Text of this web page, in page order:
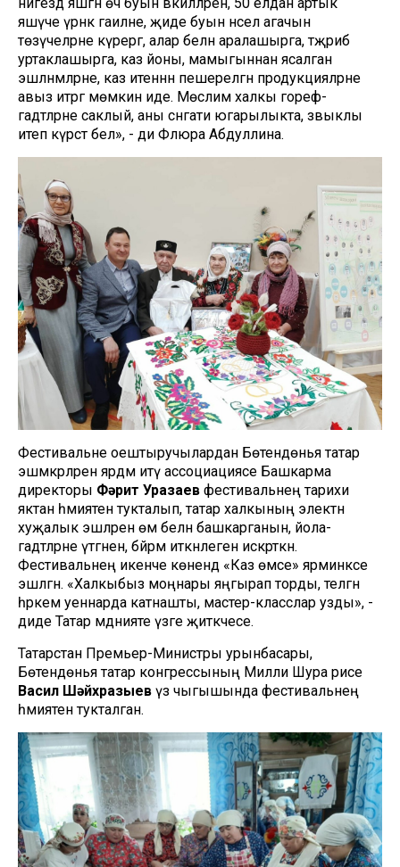
яшәүче үрнәк гаиләне, җиде буын нәсел агачын
төзүчеләрне күрергә, алар белән аралашырга, тәҗрибә
уртаклашырга, каз йоны, мамыгыннан ясалган
эшләнмәләрне, каз итеннән пешерелгән продукцияләрне
авыз итәргә мөмкин иде. Мөслим халкы гореф-
гадәтләрне саклый, аны сәнгати югарылыкта, зәвыклы
итеп күрсәтә белә», - ди Флюра Абдуллина.
Фестивальне оештыручылардан Бөтендөнья татар
эшмәкәрләренә ярдәм итү ассоциациясе Башкарма
директоры Фәрит Уразаев фестивальнең тарихи
яктан әһәмиятенә тукталып, татар халкының электән
хуҗалык эшләрен өмә белән башкарганын, йола-
гадәтләрне үтәгәнен, бәйрәм иткәнлеген искәрткән.
Фестивальнең икенче көнендә «Каз өмәсе» ярминкәсе
эшләгән. «Халкыбыз моңнары яңгырап торды, теләгән
һәркем уеннарда катнашты, мастер-класслар узды», -
диде Татар мәдәнияте үзәге җитәкчесе.
Татарстан Премьер-Министры урынбасары,
Бөтендөнья татар конгрессының Милли Шура рәисе
Васил Шәйхразыев үз чыгышында фестивальнең
әһәмиятенә тукталган.